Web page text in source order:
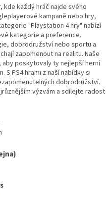
každý hráč najde svého
kampaně nebo hry,
"Playstation 4 hry" nabízí
kategorie a preference.
dobrodružství nebo sportu a
zapomenout na realitu. Naše
poskytovaly ty nejlepší herní
S PS4 hrami z naší nabídky si
dobrodružství.
výzvám a sdílejte radost